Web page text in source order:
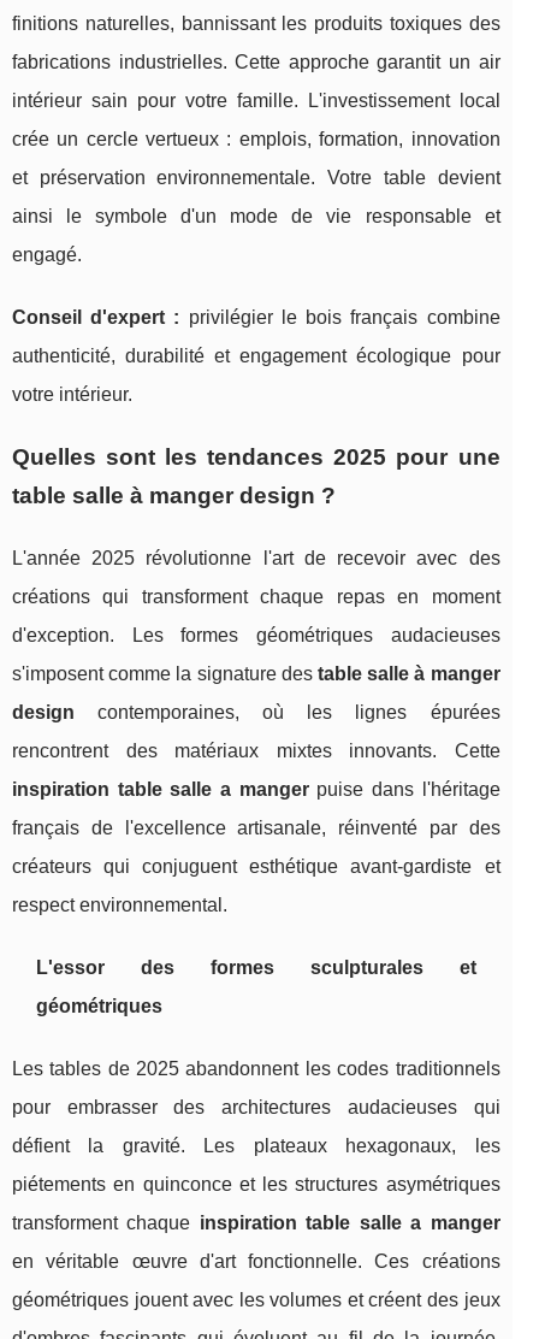
finitions naturelles, bannissant les produits toxiques des
fabrications industrielles. Cette approche garantit un air
intérieur sain pour votre famille. L'investissement local
crée un cercle vertueux : emplois, formation, innovation
et préservation environnementale. Votre table devient
ainsi le symbole d'un mode de vie responsable et
engagé.
Conseil d'expert : privilégier le bois français combine
authenticité, durabilité et engagement écologique pour
votre intérieur.
Quelles sont les tendances 2025 pour une
table salle à manger design ?
L'année 2025 révolutionne l'art de recevoir avec des
créations qui transforment chaque repas en moment
d'exception. Les formes géométriques audacieuses
s'imposent comme la signature des table salle à manger
design contemporaines, où les lignes épurées
rencontrent des matériaux mixtes innovants. Cette
inspiration table salle a mangerpuise dans l'héritage
français de l'excellence artisanale, réinventé par des
créateurs qui conjuguent esthétique avant-gardiste et
respect environnemental.
L'essor des formes sculpturales et
géométriques
Les tables de 2025 abandonnent les codes traditionnels
pour embrasser des architectures audacieuses qui
défient la gravité. Les plateaux hexagonaux, les
piétements en quinconce et les structures asymétriques
transforment chaque inspiration table salle a manger
en véritable œuvre d'art fonctionnelle. Ces créations
géométriques jouent avec les volumes et créent des jeux